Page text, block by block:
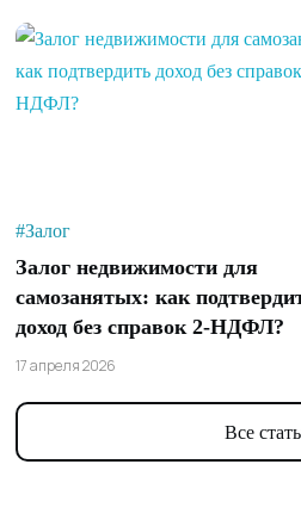
#Залог
Залог недвижимости для
самозанятых: как
доход без справок 2-НДФЛ?
17 апреля 2026
Все